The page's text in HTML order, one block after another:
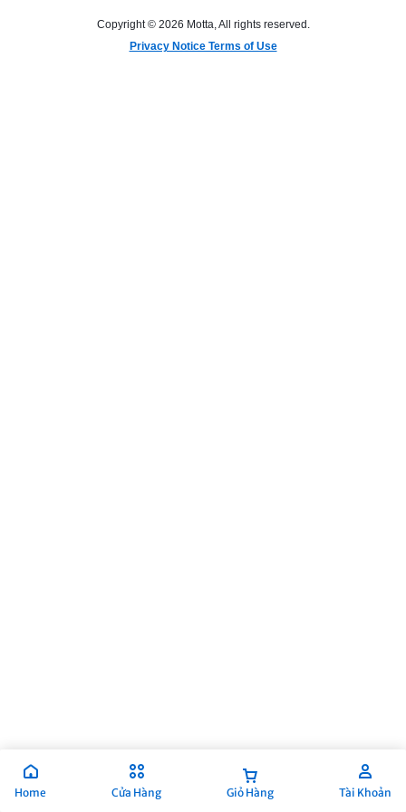
Copyright © 2026 Motta, All rights reserved.
Privacy Notice Terms of Use
Home Cửa Hàng Giỏ Hàng Tài Khoản